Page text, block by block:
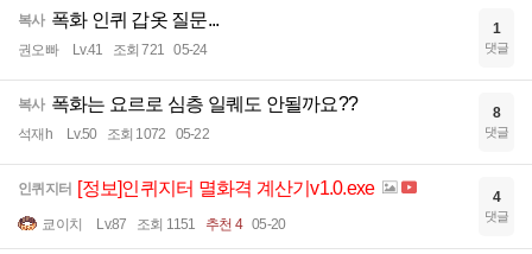
복사 폭화 인퀴 갑옷 질문...
권오빠 Lv.41 조회 721 05-24
1
댓글
복사 폭화는 요르로 심층 일퀘도 안될까요??
석재h Lv.50 조회 1072 05-22
8
댓글
인퀴지터 [정보]인퀴지터 멸화격 계산기v1.0.exe
쿄이치 Lv.87 조회 1151 추천 4 05-20
4
댓글